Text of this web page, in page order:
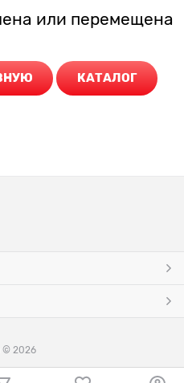
или перемещена
КАТАЛОГ
© 2026